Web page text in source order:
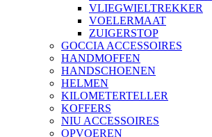
VLIEGWIELTREKKER
VOELERMAAT
ZUIGERSTOP
GOCCIA ACCESSOIRES
HANDMOFFEN
HANDSCHOENEN
HELMEN
KILOMETERTELLER
KOFFERS
NIU ACCESSOIRES
OPVOEREN